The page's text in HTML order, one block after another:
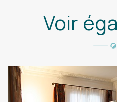
Voir